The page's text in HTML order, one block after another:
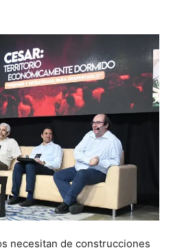
necesitan de construcciones